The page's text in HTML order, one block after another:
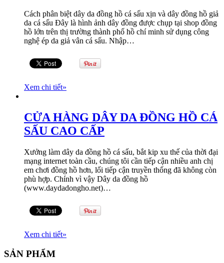
Cách phân biệt dây da đồng hồ cá sấu xịn và dây đồng hồ giả
da cá sấu Đây là hình ảnh dây đồng được chụp tại shop đồng
hồ lớn trên thị trường thành phố hồ chí minh sử dụng công
nghệ ép da giả vân cá sấu. Nhập…
Xem chi tiết»
CỬA HÀNG DÂY DA ĐỒNG HỒ CÁ
SẤU CAO CẤP
Xưởng làm dây da đồng hồ cá sấu, bắt kip xu thế của thời đại
mạng internet toàn cầu, chúng tôi cần tiếp cận nhiều anh chị
em chơi đồng hồ hơn, lối tiếp cận truyền thống đã không còn
phù hợp. Chính vì vậy Dây da đồng hồ
(www.daydadongho.net)…
Xem chi tiết»
SẢN PHẨM